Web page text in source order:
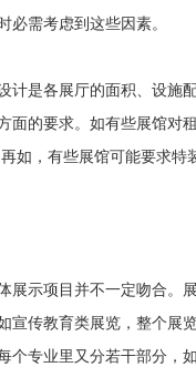
必需考虑到这些因素。
是各展厅的面积、设施
的要求。如有些展馆对
如，有些展馆可能要求
项目并不一定吻合。
传教育类展览，整个展
专业里又分若干部分，